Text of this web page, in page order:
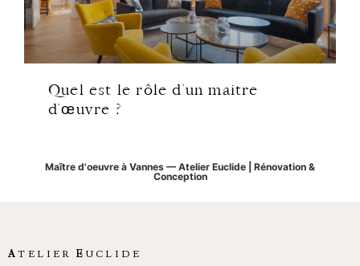
Quel est le rôle d’un maitre
d’œuvre ?
Maître d'oeuvre à Vannes — Atelier Euclide | Rénovation &
Conception
ATELIERE UCLIDE